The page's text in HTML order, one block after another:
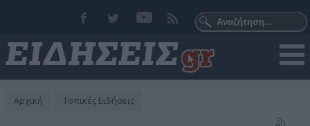
Αρχική Τοπικές Ειδήσεις